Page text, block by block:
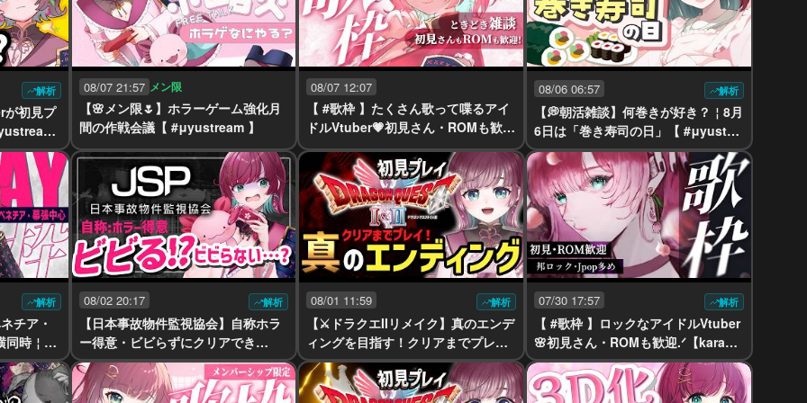
解析
が初見プ
08/07 21:57 メン限
【🌸メン限🌷】ホラーゲーム強化月
間の作戦会議【 #μyustream 】
08/07 12:07
【 #歌枠 】たくさん歌って喋るアイ
ドルVtuber💗初見さん・ROMも歓迎
【karaoke￤#μyustream 】
08/06 06:57 解析
【💭朝活雑談】何巻きが好き？￤8月
6日は「巻き寿司の日」【 #μyustre
am ￤#りあぷろ 】
解析
チア・
同時￤ka
08/02 20:17 解析
【日本事故物件監視協会】自称ホラ
ー得意・ビビらずにクリアでき
る！？【初見プレイ￤ #μyustream
】
08/01 11:59 解析
【⚔ドラクエIIリメイク】真のエンデ
ィングを目指す！クリアまでプレイ
【ネタバレ注意￤#μyustream 】
07/30 17:57 解析
【 #歌枠 】ロックなアイドルVtuber
🌸初見さん・ROMも歓迎.ᐟ【karaok
e￤#μyustream 】